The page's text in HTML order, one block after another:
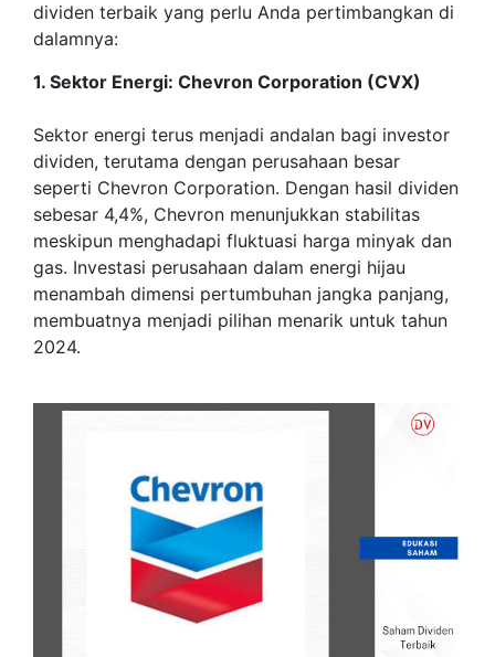
dividen terbaik yang perlu Anda pertimbangkan di
dalamnya:
1. Sektor Energi: Chevron Corporation (CVX)
Sektor energi terus menjadi andalan bagi investor
dividen, terutama dengan perusahaan besar
seperti Chevron Corporation. Dengan hasil dividen
sebesar 4,4%, Chevron menunjukkan stabilitas
meskipun menghadapi fluktuasi harga minyak dan
gas. Investasi perusahaan dalam energi hijau
menambah dimensi pertumbuhan jangka panjang,
membuatnya menjadi pilihan menarik untuk tahun
2024.